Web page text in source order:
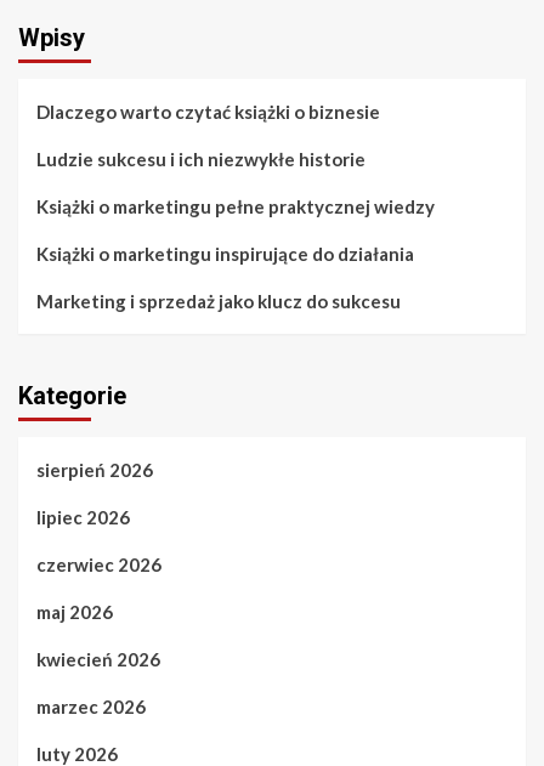
Wpisy
Dlaczego warto czytać książki o biznesie
Ludzie sukcesu i ich niezwykłe historie
Książki o marketingu pełne praktycznej wiedzy
Książki o marketingu inspirujące do działania
Marketing i sprzedaż jako klucz do sukcesu
Kategorie
sierpień 2026
lipiec 2026
czerwiec 2026
maj 2026
kwiecień 2026
marzec 2026
luty 2026